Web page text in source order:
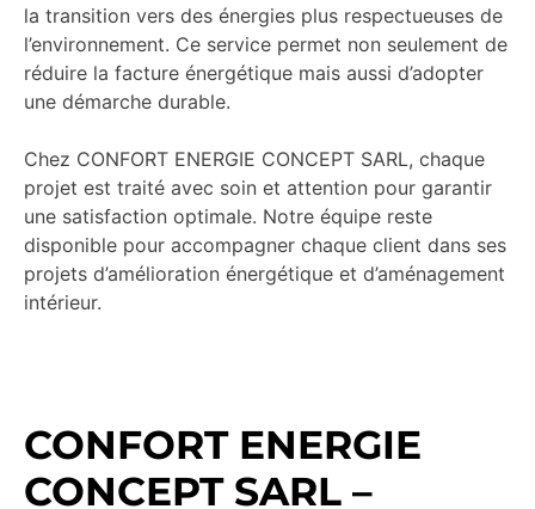
la transition vers des énergies plus respectueuses de
l’environnement. Ce service permet non seulement de
réduire la facture énergétique mais aussi d’adopter
une démarche durable.
Chez CONFORT ENERGIE CONCEPT SARL, chaque
projet est traité avec soin et attention pour garantir
une satisfaction optimale. Notre équipe reste
disponible pour accompagner chaque client dans ses
projets d’amélioration énergétique et d’aménagement
intérieur.
CONFORT ENERGIE
CONCEPT SARL –